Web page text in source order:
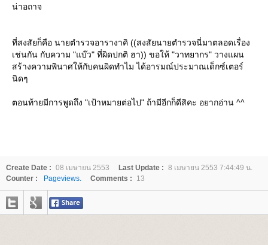
น่าอถาจ
ที่สงสัยก็คือ นายตำรวจอารางาคิ ((สงสัยนายตำรวจนี่มาตลอดเรื่อง
เช่นกัน กับความ "แบ๊ว" ที่ผิดปกติ ฮา)) ขอให้ "วาทยากร" วางแผน
สร้างความพินาศให้กับคนผิดทำไม ได้อารมณ์ประมาณเด็กซ์เตอร์
นิดๆ
ตอนท้ายมีการพูดถึง "เป้าหมายต่อไป" ถ้ามีอีกก็ดีสิคะ อยากอ่าน ^^
Create Date : 08 เมษายน 2553 Last Update : 8 เมษายน 2553 7:44:49 น.
Counter :
Pageviews. Comments : 13